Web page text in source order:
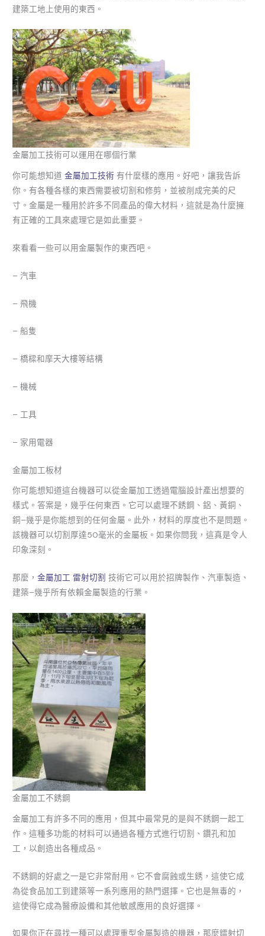
建築工地上使用的東西。
金屬加工技術可以運用在哪個行業
你可能想知道 金屬加工技術 有什麼樣的應用。好吧，讓我告訴
你。有各種各樣的東西需要被切割和修剪，並被削成完美的尺
寸。金屬是一種用於許多不同產品的偉大材料，這就是為什麼擁
有正確的工具來處理它是如此重要。
來看看一些可以用金屬製作的東西吧。
– 汽車
– 飛機
– 船隻
– 橋樑和摩天大樓等結構
– 機械
– 工具
– 家用電器
金屬加工板材
你可能想知道這台機器可以從金屬加工透過電腦設計產出想要的
樣式。答案是，幾乎任何東西。它可以處理不銹鋼、鋁、黃銅、
銅–幾乎是你能想到的任何金屬。此外，材料的厚度也不是問題。
該機器可以切割厚達50毫米的金屬板。如果你問我，這真是令人
印象深刻。
那麼，金屬加工 雷射切割 技術它可以用於招牌製作、汽車製造、
建築–幾乎所有依賴金屬製造的行業。
金屬加工不銹鋼
金屬加工有許多不同的應用，但其中最常見的是與不銹鋼一起工
作。這種多功能的材料可以通過各種方式進行切割、鑽孔和加
工，以創造出各種成品。
不銹鋼的好處之一是它非常耐用。它不會腐蝕或生銹，這使它成
為從食品加工到建築等一系列應用的熱門選擇。它也是無毒的，
這使得它成為醫療設備和其他敏感應用的良好選擇。
如果你正在尋找一種可以處理重型金屬製造的機器，那麼鐳射切